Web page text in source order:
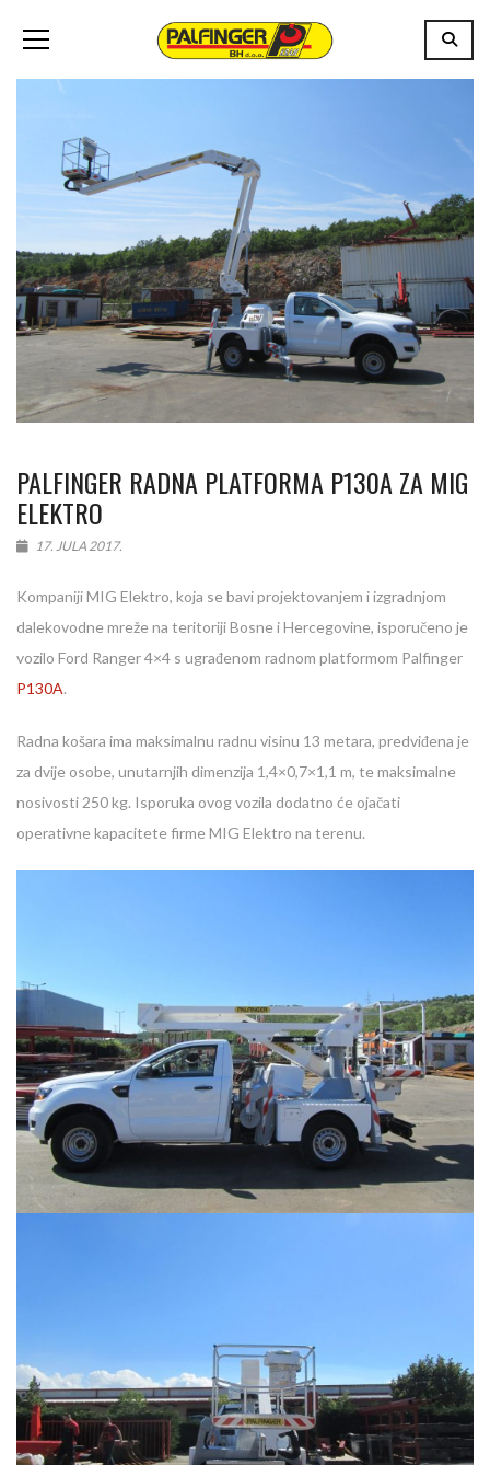
PALFINGER RADNA PLATFORMA P130A ZA MIG
ELEKTRO
17. JULA 2017.
Kompaniji MIG Elektro, koja se bavi projektovanjem i izgradnjom
dalekovodne mreže na teritoriji Bosne i Hercegovine, isporučeno je
vozilo Ford Ranger 4×4 s ugrađenom radnom platformom Palfinger
P130A.
Radna košara ima maksimalnu radnu visinu 13 metara, predviđena je
za dvije osobe, unutarnjih dimenzija 1,4×0,7×1,1 m, te maksimalne
nosivosti 250 kg. Isporuka ovog vozila dodatno će ojačati
operativne kapacitete firme MIG Elektro na terenu.